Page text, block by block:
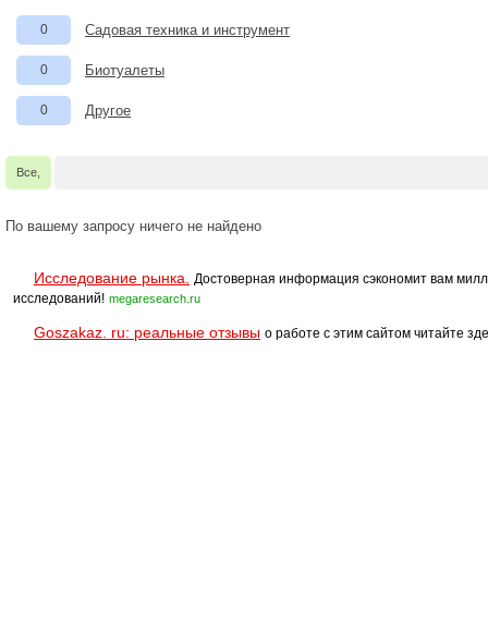
0 Садовая техника и инструмент
0 Биотуалеты
0 Другое
Все,
По вашему запросу ничего не найдено
Исследование рынка.
Достоверная информация сэкономит вам
исследований! megaresearch.ru
Goszakaz. ru: реальные отзывы о работе с этим сайтом читайте